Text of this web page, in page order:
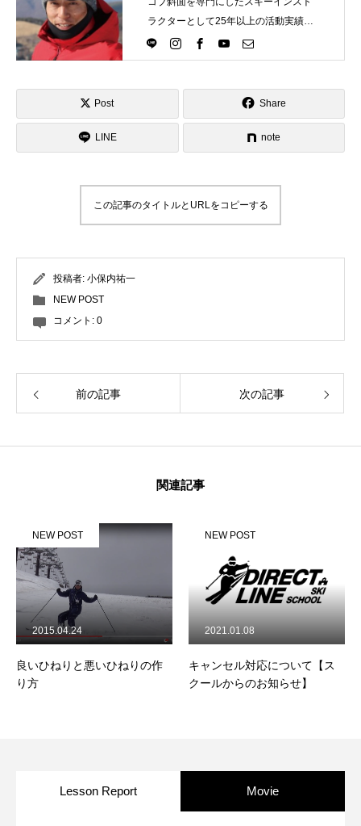
ラクターとして25年以上の活動実績。
Directlineスキースクール代表として、
スキーインストラクターが職業選択の
Post Share
LINE note
この記事のタイトルとURLをコピーする
投稿者: 小保内祐一
NEW POST
コメント: 0
前の記事 次の記事
関連記事
NEW POST
良いひねりと悪いひねりの作
り方
2015.04.24
NEW POST
キャンセル対応について【ス
クールからのお知らせ】
2021.01.08
Lesson Report Movie